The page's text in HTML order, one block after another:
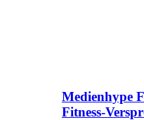
Medienhype
Fitness-